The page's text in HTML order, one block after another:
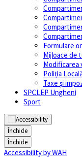
Formulare
Mijloace de
Modificarea
Poliția
Taxe și
SPCLEP Ungheni
Sport
Închide
Închide
Accessibility by WAH